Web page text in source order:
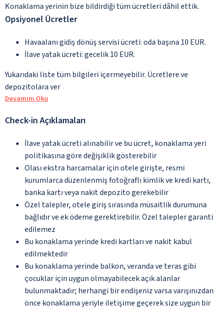
Konaklama yerinin bize bildirdiği tüm ücretleri dâhil ettik.
Opsiyonel Ücretler
Havaalanı gidiş dönüş servisi ücreti: oda başına 10 EUR.
İlave yatak ücreti: gecelik 10 EUR.
Yukarıdaki liste tüm bilgileri içermeyebilir. Ücretlere ve
depozitolara ver
Devamını Oku
Check-in Açıklamaları
İlave yatak ücreti alınabilir ve bu ücret, konaklama yeri
politikasına göre değişiklik gösterebilir
Olası ekstra harcamalar için otele girişte, resmi
kurumlarca düzenlenmiş fotoğraflı kimlik ve kredi kartı,
banka kartı veya nakit depozito gerekebilir
Özel talepler, otele giriş sırasında müsaitlik durumuna
bağlıdır ve ek ödeme gerektirebilir. Özel talepler garanti
edilemez
Bu konaklama yerinde kredi kartları ve nakit kabul
edilmektedir
Bu konaklama yerinde balkon, veranda ve teras gibi
çocuklar için uygun olmayabilecek açık alanlar
bulunmaktadır; herhangi bir endişeniz varsa varışınızdan
önce konaklama yeriyle iletişime geçerek size uygun bir